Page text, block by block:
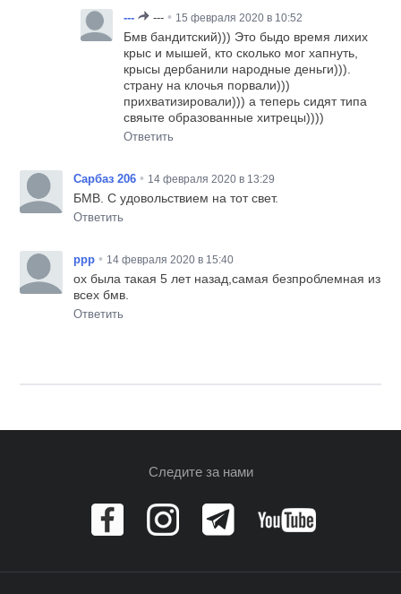
--- --- • 15 февраля 2020 в 10:52
Бмв бандитский))) Это быдо время лихих
крыс и мышей, кто сколько мог хапнуть,
крысы дербанили народные деньги))).
страну на клочья порвали)))
прихватизировали))) а теперь сидят типа
свяыте образованные хитрецы))))
Ответить
Сарбаз 206 • 14 февраля 2020 в 13:29
БМВ. С удовольствием на тот свет.
Ответить
ррр • 14 февраля 2020 в 15:40
ох была такая 5 лет назад,самая безпроблемная из
всех бмв.
Ответить
Следите за нами